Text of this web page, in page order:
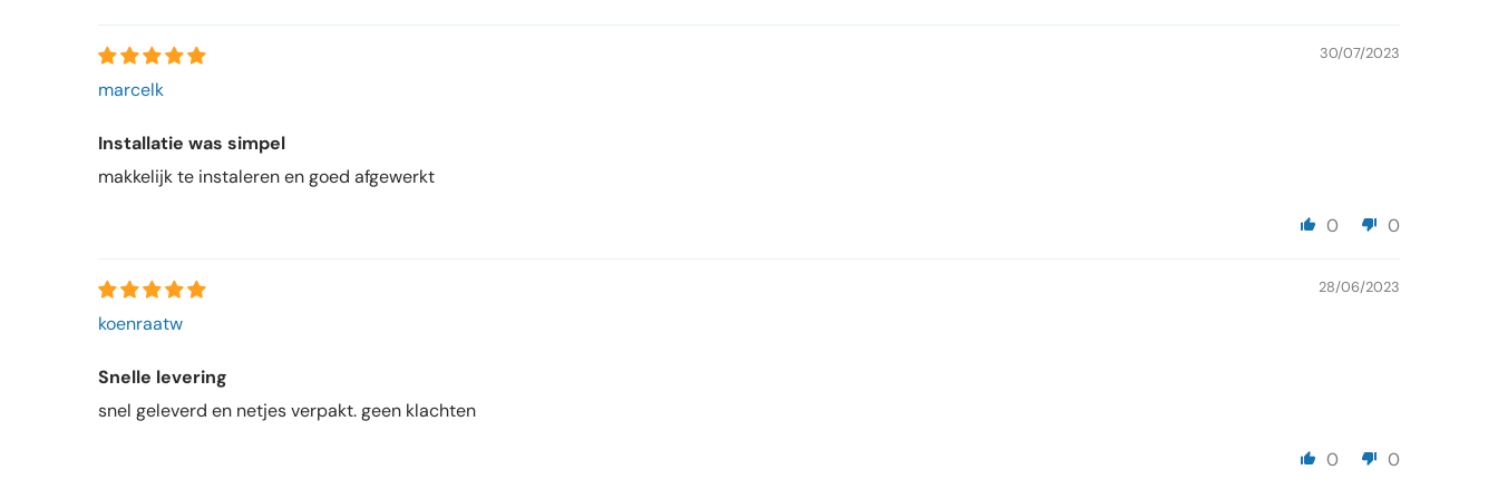
30/07/2023
marcelk
Installatie was simpel
makkelijk te instaleren en goed afgewerkt
0 0
28/06/2023
koenraatw
Snelle levering
snel geleverd en netjes verpakt. geen klachten
0 0